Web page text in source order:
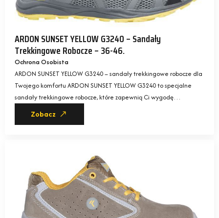
ARDON SUNSET YELLOW G3240 – Sandały
Trekkingowe Robocze – 36-46.
Ochrona Osobista
ARDON SUNSET YELLOW G3240 – sandały trekkingowe robocze dla
Twojego komfortu ARDON SUNSET YELLOW G3240 to specjalne
sandały trekkingowe robocze, które zapewnią Ci wygodę…
Zobacz